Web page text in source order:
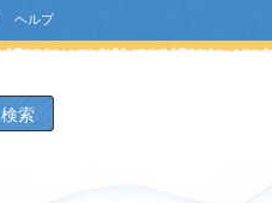
ヘルプ
検索